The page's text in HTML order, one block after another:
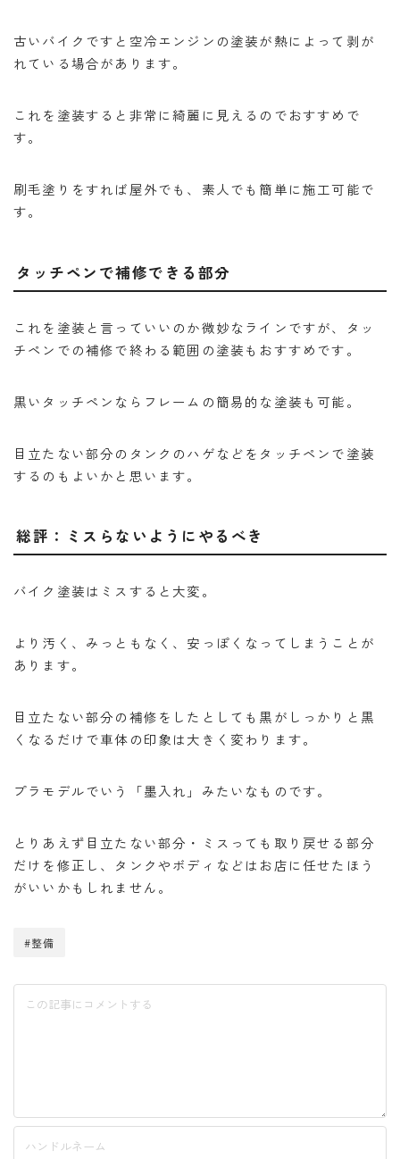
古いバイクですと空冷エンジンの塗装が熱によって剥が
れている場合があります。
これを塗装すると非常に綺麗に見えるのでおすすめで
す。
刷毛塗りをすれば屋外でも、素人でも簡単に施工可能で
す。
タッチペンで補修できる部分
これを塗装と言っていいのか微妙なラインですが、タッ
チペンでの補修で終わる範囲の塗装もおすすめです。
黒いタッチペンならフレームの簡易的な塗装も可能。
目立たない部分のタンクのハゲなどをタッチペンで塗装
するのもよいかと思います。
総評：ミスらないようにやるべき
バイク塗装はミスすると大変。
より汚く、みっともなく、安っぽくなってしまうことが
あります。
目立たない部分の補修をしたとしても黒がしっかりと黒
くなるだけで車体の印象は大きく変わります。
プラモデルでいう「墨入れ」みたいなものです。
とりあえず目立たない部分・ミスっても取り戻せる部分
だけを修正し、タンクやボディなどはお店に任せたほう
がいいかもしれません。
#整備